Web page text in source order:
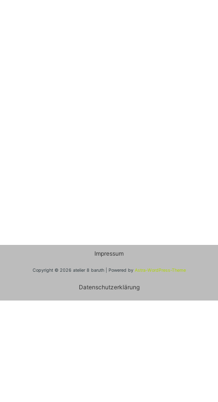
Impressum
Copyright © 2026 atelier 8 baruth | Powered by Astra-WordPress-Theme
Datenschutzerklärung